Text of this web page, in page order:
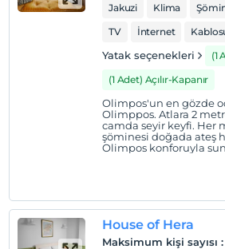
Jakuzi Klima
TV
İnternet
Yatak seçenekleri
(1
(1 Adet) Açılır-Kapanır
Olimpos'un en gözde
Olimppos. Atlara 2
camda seyir keyfi. Her
şöminesi doğada ateş
Olimpos konforuyla
House of Hera
Maksimum kişi sayısı :